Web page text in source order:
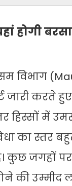
होगी
विभाग
जारी करते
हिस्सों में
का स्तर
कुछ जगहों
की उम्मीद